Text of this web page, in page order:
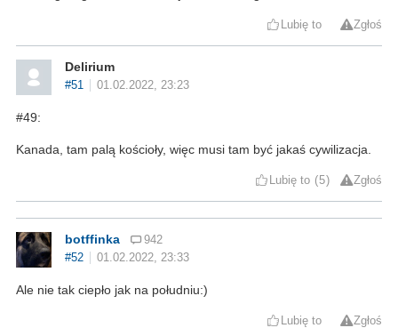
Lubię to Zgłoś
Delirium
#51 01.02.2022, 23:23
#49:
Kanada, tam palą kościoły, więc musi tam być jakaś cywilizacja.
Lubię to 5 Zgłoś
botffinka
942
#52
01.02.2022, 23:33
Ale nie tak ciepło jak na południu:)
Lubię to Zgłoś